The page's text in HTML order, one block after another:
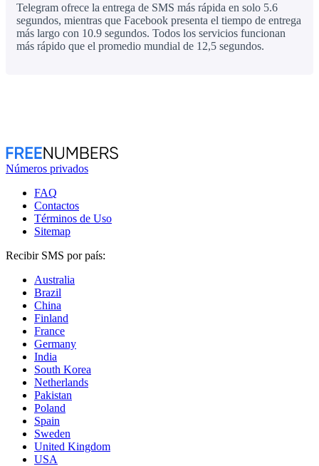
Telegram ofrece la entrega de SMS más rápida en solo 5.6
segundos, mientras que Facebook presenta el tiempo de entrega
más largo con 10.9 segundos. Todos los servicios funcionan
más rápido que el promedio mundial de 12,5 segundos.
Números privados
FAQ
Contactos
Términos de Uso
Sitemap
Recibir SMS por país:
Australia
Brazil
China
Finland
France
Germany
India
South Korea
Netherlands
Pakistan
Poland
Spain
Sweden
United Kingdom
USA